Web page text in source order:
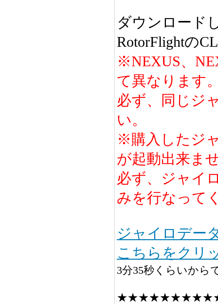
ダウンロード
RotorFlightの
※NEXUS、
て異なります
必ず、同じジ
い。
※購入したジ
が起動出来ま
必ず、ジャイ
みを行なって
ジャイロデー
こちらをクリ
3分35秒くらいから